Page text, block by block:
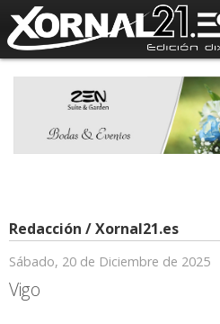
Redacción / Xornal21.es
Sábado, 20 de Diciembre de 2025
Vigo